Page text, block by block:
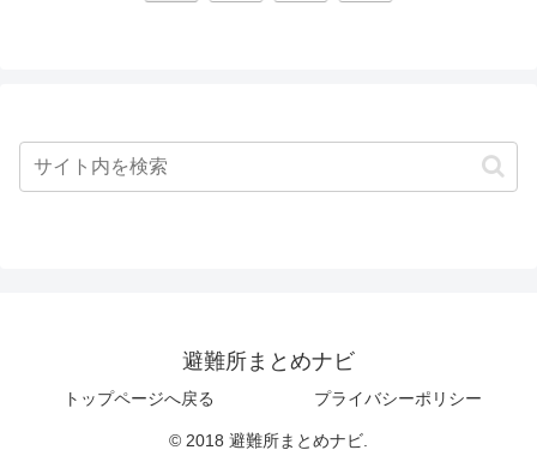
避難所まとめナビ
トップページへ戻る プライバシーポリシー
© 2018 避難所まとめナビ.